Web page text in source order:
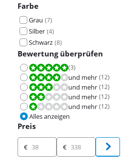
Farbe
Grau (7)
Silber (4)
Schwarz (8)
Bewertung überprüfen
Bewertet mit 10 von 10.
(3)
Bewertet mit 8,0 von 10.
und mehr (12)
Bewertet mit 6,0 von 10.
und mehr (12)
Bewertet mit 4,0 von 10.
und mehr (12)
Bewertet mit 2,0 von 10.
und mehr (12)
Alles anzeigen
Preis
Preis
€ €